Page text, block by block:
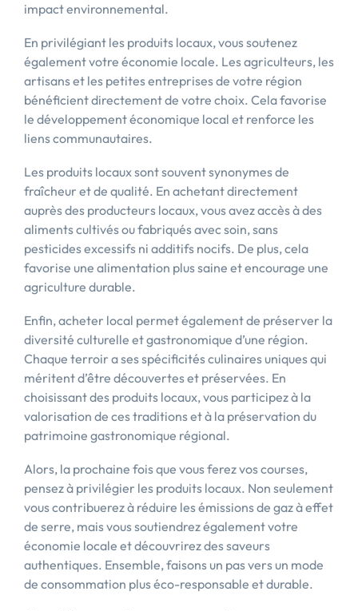
impact environnemental.
En privilégiant les produits locaux, vous soutenez
également votre économie locale. Les agriculteurs, les
artisans et les petites entreprises de votre région
bénéficient directement de votre choix. Cela favorise
le développement économique local et renforce les
liens communautaires.
Les produits locaux sont souvent synonymes de
fraîcheur et de qualité. En achetant directement
auprès des producteurs locaux, vous avez accès à des
aliments cultivés ou fabriqués avec soin, sans
pesticides excessifs ni additifs nocifs. De plus, cela
favorise une alimentation plus saine et encourage une
agriculture durable.
Enfin, acheter local permet également de préserver la
diversité culturelle et gastronomique d’une région.
Chaque terroir a ses spécificités culinaires uniques qui
méritent d’être découvertes et préservées. En
choisissant des produits locaux, vous participez à la
valorisation de ces traditions et à la préservation du
patrimoine gastronomique régional.
Alors, la prochaine fois que vous ferez vos courses,
pensez à privilégier les produits locaux. Non seulement
vous contribuerez à réduire les émissions de gaz à effet
de serre, mais vous soutiendrez également votre
économie locale et découvrirez des saveurs
authentiques. Ensemble, faisons un pas vers un mode
de consommation plus éco-responsable et durable.